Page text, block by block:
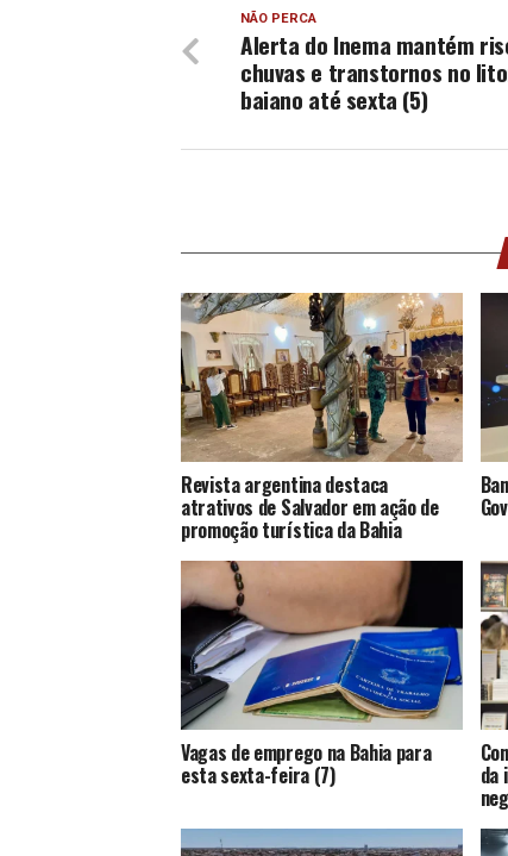
NÃO PERCA
Alerta do Inema mantém
chuvas e transtornos no
baiano até sexta (5)
Revista argentina destaca
atrativos de Salvador em ação de
promoção turística da Bahia
Vagas de emprego na Bahia para
esta sexta-feira (7) da